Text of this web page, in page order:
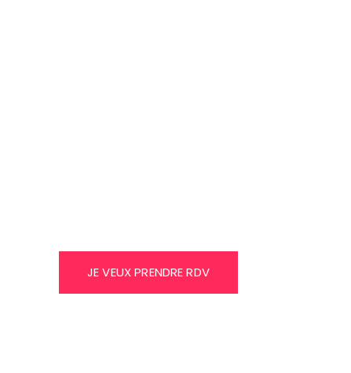
JE VEUX PRENDRE RDV